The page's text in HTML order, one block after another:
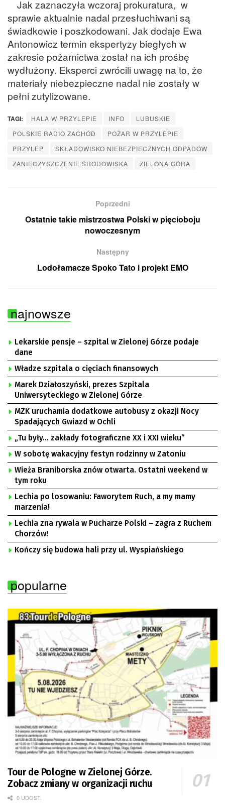
Jak zaznaczyła wczoraj prokuratura, w
sprawie aktualnie nadal przesłuchiwani są
świadkowie i poszkodowani. Jak dodaje Ewa
Antonowicz termin ekspertyzy biegłych w
zakresie pożarnictwa został na ich prośbę
wydłużony. Eksperci zwrócili uwagę na to, że
materiały niebezpieczne nadal nie zostały w
pełni zutylizowane.
TAGI: HALA W PRZYLEPIE INFO
LUBUSKIE
POLSKIE RADIO ZACHÓD
POŻAR W PRZYLEPIE
PRZYLEP
SKŁADOWISKO NIEBEZPIECZNYCH ODPADÓW
ZANIECZYSZCZENIE ŚRODOWISKA
ZIELONA GÓRA
Poprzedni
Ostatnie takie mistrzostwa Polski w pięcioboju
nowoczesnym
Następny
Lodołamacze Spoko Tato i projekt EMO
najnowsze
Lekarskie pensje – szpital w Zielonej Górze podaje
dane
Władze szpitala o cięciach finansowych
Marek Działoszyński, prezes Szpitala
Uniwersyteckiego w Zielonej Górze
MZK uruchamia dodatkowe autobusy z okazji Nocy
Spadających Gwiazd w Ochli
„Tu były… zakłady fotograficzne XX i XXI wieku”
W sobotę wakacyjny festyn rodzinny w Zatoniu
Wieża Braniborska znów otwarta. Ostatni weekend w
tym roku
Lechia po losowaniu: Faworytem Ruch, a my mamy
marzenia!
Lechia zna rywala w Pucharze Polski – zagra z Ruchem
Chorzów!
Kończy się budowa hali przy ul. Wyspiańskiego
popularne
Tour de Pologne w Zielonej Górze.
Zobacz zmiany w organizacji ruchu
0 UDOST.